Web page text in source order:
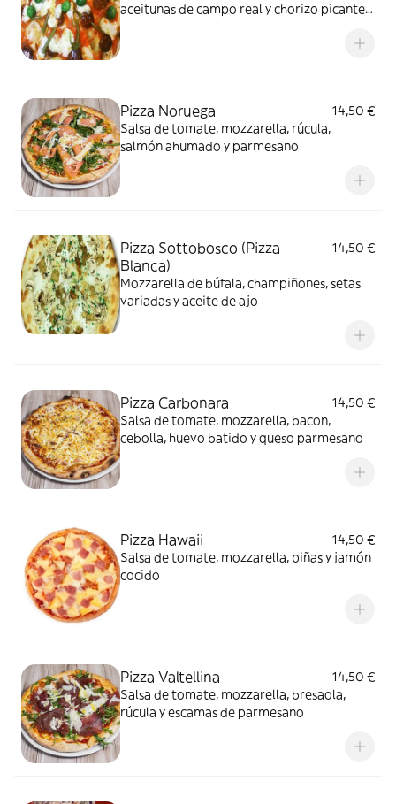
aceitunas de campo real y chorizo picante
Pizza Noruega
14,50 €
Salsa de tomate, mozzarella, rúcula,
salmón ahumado y parmesano
Pizza Sottobosco (Pizza
Blanca)
14,50 €
Mozzarella de búfala, champiñones, setas
variadas y aceite de ajo
Pizza Carbonara
14,50 €
Salsa de tomate, mozzarella, bacon,
cebolla, huevo batido y queso parmesano
Pizza Hawaii
14,50 €
Salsa de tomate, mozzarella, piñas y jamón
cocido
Pizza Valtellina
14,50 €
Salsa de tomate, mozzarella, bresaola,
rúcula y escamas de parmesano